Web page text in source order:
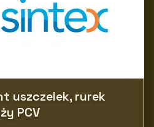
uszczelek, rurek
PCV